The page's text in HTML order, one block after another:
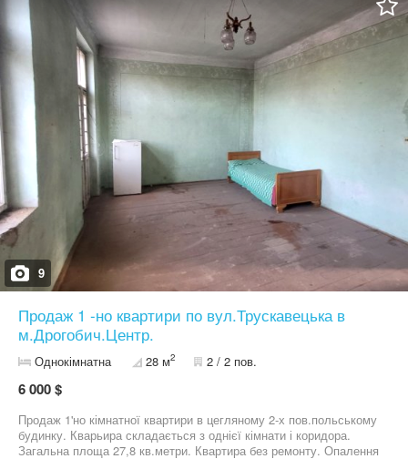
9
Продаж 1 -но квартири по вул.Трускавецька в
м.Дрогобич.Центр.
Однокімнатна 28 м2 2 / 2 пов.
6 000 $
Продаж 1'но кімнатної квартири в цегляному 2-х пов.польському
будинку. Кварьира складається з однієї кімнати і коридора.
Загальна площа 27,8 кв.метри. Квартира без ремонту. Опалення